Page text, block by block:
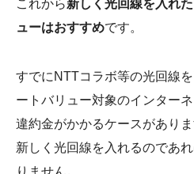
これから新しく光回線を入れ
ューはおすすめです。
すでにNTTコラボ等の光回線
ートバリュー対象のインター
違約金がかかるケースがありま
新しく光回線を入れるのであ